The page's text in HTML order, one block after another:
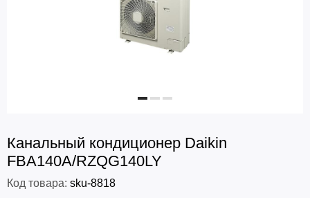
Канальный кондиционер Daikin
FBA140A/RZQG140LY
Код товара: sku-8818